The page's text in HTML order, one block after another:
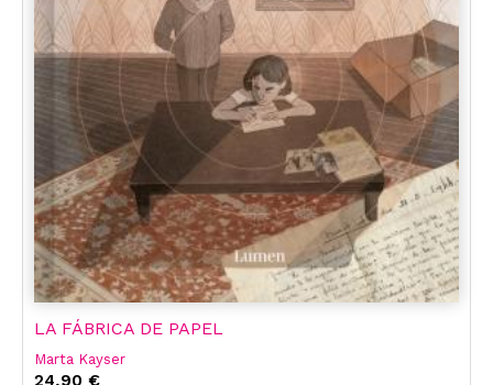
LA FÁBRICA DE PAPEL
Marta Kayser
24,90 €